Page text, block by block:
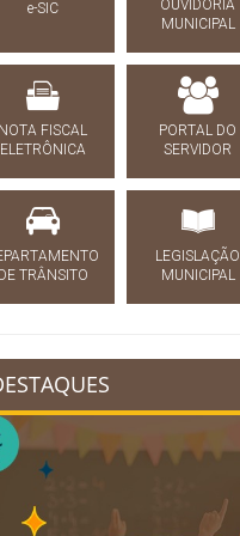
e-SIC
OUVIDORIA
MUNICIPAL
FISCAL
ELETRÔNICA
PORTAL DO
SERVIDOR
TRÂNSITO
LEGISLAÇÃO
MUNICIPAL